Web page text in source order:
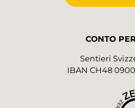
CONTO
Sentieri
IBAN CH48